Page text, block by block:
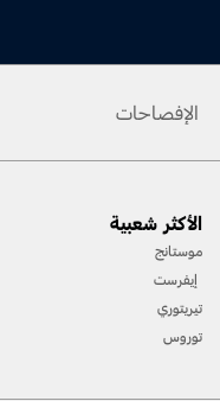
الإفصاحات
المسارات، واستخدام معدات السلامة
[2] لن تتوفّر جميع ميّزات المركبة في
الأكثر شعبية
موستانج
إيفرست
تيريتوري
توروس